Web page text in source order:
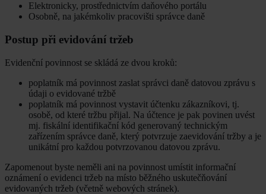
Elektronicky, prostřednictvím daňového portálu
Osobně, na jakémkoliv pracovišti správce daně
Postup při evidování tržeb
Evidenční povinnost se skládá ze dvou kroků:
poplatník má povinnost zaslat správci daně datovou zprávu s
údaji o evidované tržbě
poplatník má povinnost vystavit účtenku zákazníkovi, tj.
osobě, od které tržbu přijal. Na účtence je pak povinen uvést
mj. fiskální identifikační kód generovaný technickým
zařízením správce daně, který potvrzuje zaevidování tržby a je
unikátní pro každou potvrzovanou datovou zprávu.
Zapomenout byste neměli ani na povinnost umístit informační
oznámení o evidenci tržeb na místo běžného uskutečňování
evidovaných tržeb (včetně webových stránek).